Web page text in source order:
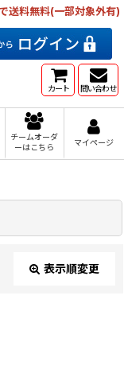
送料無料(一部対象外有)
カート 問い合わせ
チームオーダ
ーはこちら
マイページ
表示順変更